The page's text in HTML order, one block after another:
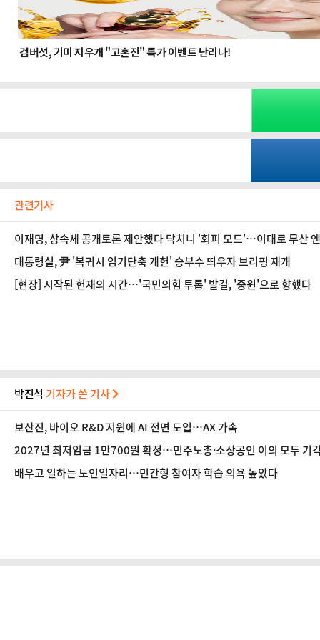
관련기사
이재명, 상속세 공개토론 제안했다 닥치니 '회피 모드'…이대로 무산
대통령실, 尹 '복귀시 임기단축 개헌' 승부수 띄우자 브리핑 재개
[현장] 시작된 헌재의 시간…'국민의힘 투톱' 발길, '중원'으로 향했다
박진석 기자가 쓴 기사
보산진, 바이오 R&D 지원에 AI 전면 도입…AX 가속
2027년 최저임금 1만700원 확정…민주노총·소상공인 이의 모두 기
배우고 일하는 노인일자리…민간형 참여자 학습 의욕 높았다